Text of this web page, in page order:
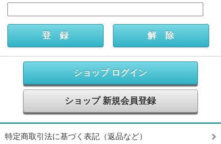
ショップ ログイン
ショップ 新規会員登録
特定商取引法に基づく表記（返品など）